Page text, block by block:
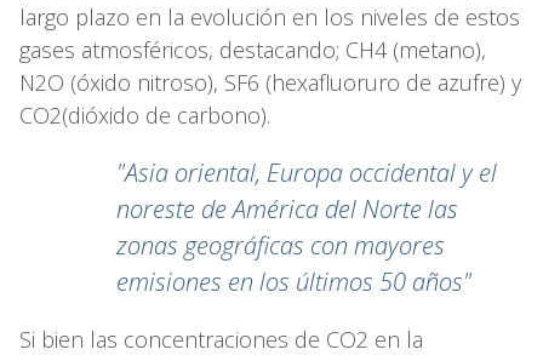
largo plazo en la evolución en los niveles de estos
gases atmosféricos, destacando; CH4 (metano),
N2O (óxido nitroso), SF6 (hexafluoruro de azufre) y
CO2(dióxido de carbono).
"Asia oriental, Europa occidental y el
noreste de América del Norte las
zonas geográficas con mayores
emisiones en los últimos 50 años"
Si bien las concentraciones de CO2 en la